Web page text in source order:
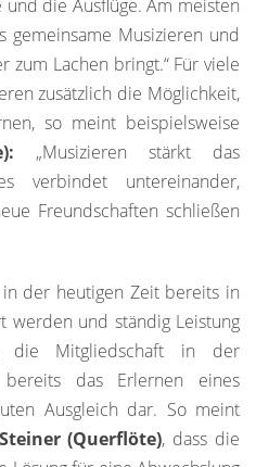
die Ausflüge. Am meisten
Musizieren und
zum Lachen bringt.“ Für viele
zusätzlich die Möglichkeit,
so meint beispielsweise
„Musizieren stärkt das
verbindet untereinander,
Freundschaften schließen
der heutigen Zeit bereits in
werden und ständig Leistung
die Mitgliedschaft in der
das Erlernen eines
Ausgleich dar. So meint
(Querflöte), dass die